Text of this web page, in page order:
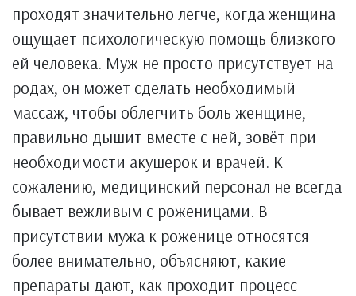
проходят значительно легче, когда женщина
ощущает психологическую помощь близкого
ей человека. Муж не просто присутствует на
родах, он может сделать необходимый
массаж, чтобы облегчить боль женщине,
правильно дышит вместе с ней, зовёт при
необходимости акушерок и врачей. К
сожалению, медицинский персонал не всегда
бывает вежливым с роженицами. В
присутствии мужа к роженице относятся
более внимательно, объясняют, какие
препараты дают, как проходит процесс